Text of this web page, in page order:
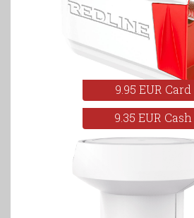
9.95 EUR Card
9.35 EUR Cash